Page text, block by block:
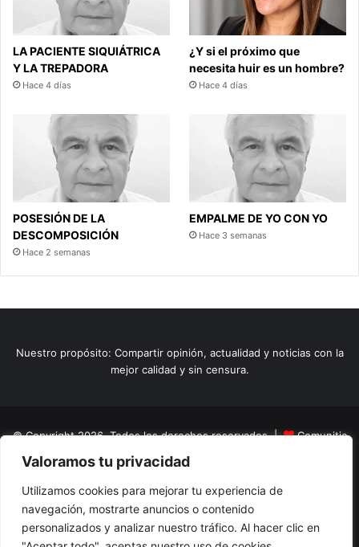
Valoramos tu privacidad
Utilizamos cookies para mejorar tu experiencia de
navegación, mostrarte anuncios o contenido
personalizados y analizar nuestro tráfico. Al hacer clic en
LA PACIENTE SIQUIÁTRICA
Y LA TREPADORA
Hace 4 días
¿Y si el próximo que
necesita huir es un hombre?
Hace 4 días
POSESIÓN DE LA
DESCOMPOSICIÓN
Hace 2 semanas
EMPALME DE YO CON YO
Hace 3 semanas
Nuestro propósito: Compartir opinión, actualidad y noticias con la
mejor calidad y sin censura.
© Copyright 2026, Todos los derechos reservados |
Comunitic
SAS BICNit 901228106
Home
Actualidad Variedades Opinion Turismo
El Tinteadero
Caricaturas Reportajes